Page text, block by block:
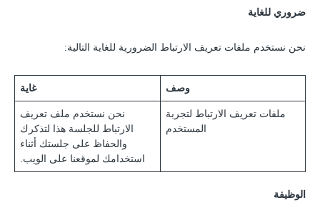
ضروري للغاية
نحن نستخدم ملفات تعريف الارتباط الضرورية للغاية التالية:
وصف غاية
ملفات تعريف الارتباط لتجربة
المستخدم
نحن نستخدم ملف تعريف
الارتباط للجلسة هذا لتذكرك
والحفاظ على جلستك أثناء
استخدامك لموقعنا على الويب.
الوظيفة